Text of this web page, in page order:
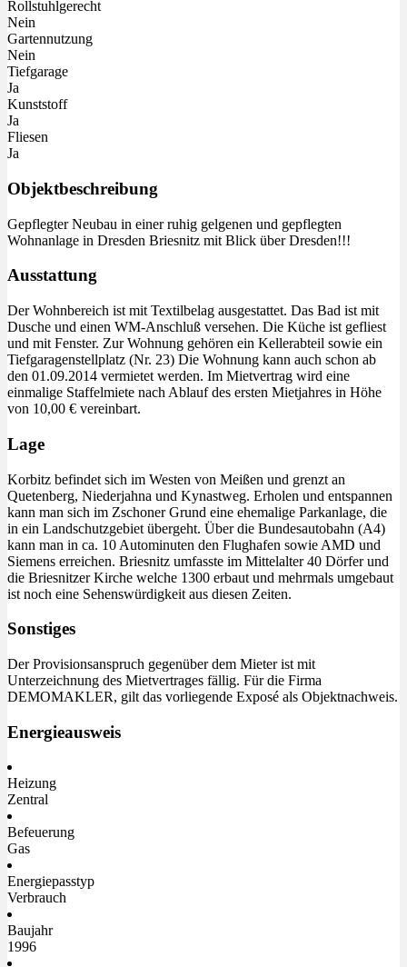
Rollstuhlgerecht
Nein
Gartennutzung
Nein
Tiefgarage
Ja
Kunststoff
Ja
Fliesen
Ja
Objektbeschreibung
Gepflegter Neubau in einer ruhig gelgenen und gepflegten
Wohnanlage in Dresden Briesnitz mit Blick über Dresden!!!
Ausstattung
Der Wohnbereich ist mit Textilbelag ausgestattet. Das Bad ist mit
Dusche und einen WM-Anschluß versehen. Die Küche ist gefliest
und mit Fenster. Zur Wohnung gehören ein Kellerabteil sowie ein
Tiefgaragenstellplatz (Nr. 23) Die Wohnung kann auch schon ab
den 01.09.2014 vermietet werden. Im Mietvertrag wird eine
einmalige Staffelmiete nach Ablauf des ersten Mietjahres in Höhe
von 10,00 € vereinbart.
Lage
Korbitz befindet sich im Westen von Meißen und grenzt an
Quetenberg, Niederjahna und Kynastweg. Erholen und entspannen
kann man sich im Zschoner Grund eine ehemalige Parkanlage, die
in ein Landschutzgebiet übergeht. Über die Bundesautobahn (A4)
kann man in ca. 10 Autominuten den Flughafen sowie AMD und
Siemens erreichen. Briesnitz umfasste im Mittelalter 40 Dörfer und
die Briesnitzer Kirche welche 1300 erbaut und mehrmals umgebaut
ist noch eine Sehenswürdigkeit aus diesen Zeiten.
Sonstiges
Der Provisionsanspruch gegenüber dem Mieter ist mit
Unterzeichnung des Mietvertrages fällig. Für die Firma
DEMOMAKLER, gilt das vorliegende Exposé als Objektnachweis.
Energieausweis
Heizung
Zentral
Befeuerung
Gas
Energiepasstyp
Verbrauch
Baujahr
1996